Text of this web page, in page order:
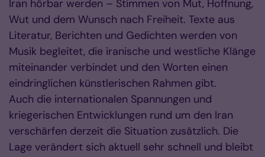
Iran hörbar werden – Stimmen von Mut, Hoffnung,
Wut und dem Wunsch nach Freiheit. Texte aus
Literatur, Berichten und Gedichten werden von
Musik begleitet, die iranische und westliche Klänge
miteinander verbindet und den Worten einen
eindringlichen künstlerischen Rahmen gibt.
Auch die internationalen Spannungen und
kriegerischen Entwicklungen rund um den Iran
verschärfen derzeit die Situation zusätzlich. Die
Lage verändert sich aktuell sehr schnell und bleibt